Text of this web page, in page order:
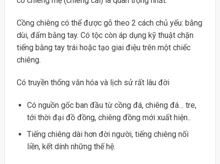
Cồng chiêng có thể được gõ theo 2 cách chủ yếu: bằng
dùi, đấm bằng tay. Có tộc còn áp dụng kỹ thuật chặn
tiếng bằng tay trái hoặc tạo giai điệu trên một chiếc
chiêng.
Có truyền thống văn hóa và lịch sử rất lâu đời
Có nguồn gốc ban đầu từ cồng đá, chiêng đá… tre,
tới thời đại đồ đồng, chiêng đồng mới xuất hiện..
Tiếng chiêng dài hơn đời người, tiếng chiêng nối
liền, kết dính những thế hệ.